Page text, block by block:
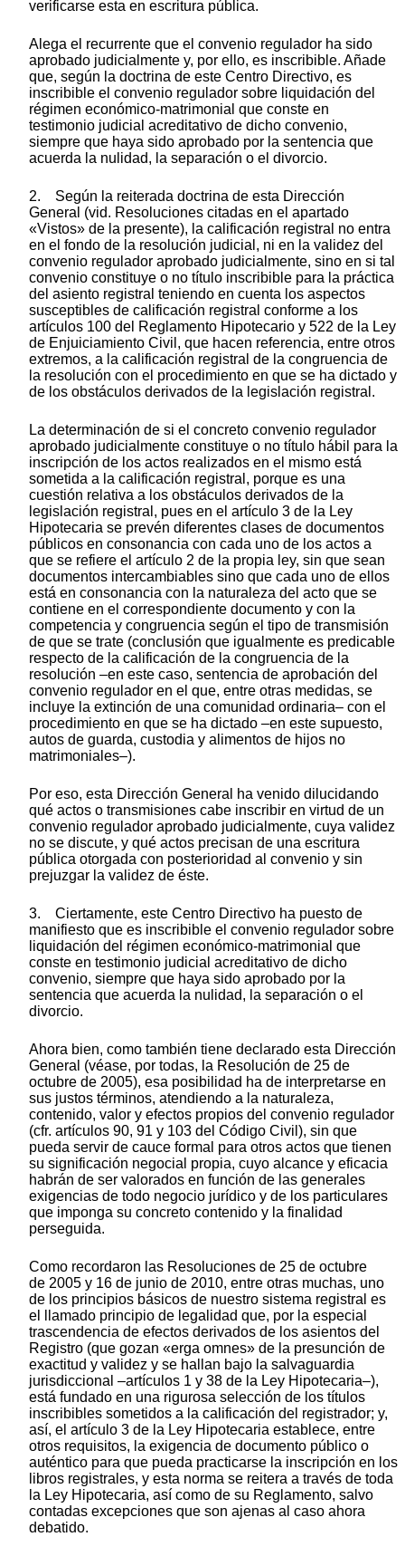
verificarse esta en escritura pública.
Alega el recurrente que el convenio regulador ha sido
aprobado judicialmente y, por ello, es inscribible. Añade
que, según la doctrina de este Centro Directivo, es
inscribible el convenio regulador sobre liquidación del
régimen económico-matrimonial que conste en
testimonio judicial acreditativo de dicho convenio,
siempre que haya sido aprobado por la sentencia que
acuerda la nulidad, la separación o el divorcio.
2. Según la reiterada doctrina de esta Dirección
General (vid. Resoluciones citadas en el apartado
«Vistos» de la presente), la calificación registral no entra
en el fondo de la resolución judicial, ni en la validez del
convenio regulador aprobado judicialmente, sino en si tal
convenio constituye o no título inscribible para la práctica
del asiento registral teniendo en cuenta los aspectos
susceptibles de calificación registral conforme a los
artículos 100 del Reglamento Hipotecario y 522 de la Ley
de Enjuiciamiento Civil, que hacen referencia, entre otros
extremos, a la calificación registral de la congruencia de
la resolución con el procedimiento en que se ha dictado y
de los obstáculos derivados de la legislación registral.
La determinación de si el concreto convenio regulador
aprobado judicialmente constituye o no título hábil para la
inscripción de los actos realizados en el mismo está
sometida a la calificación registral, porque es una
cuestión relativa a los obstáculos derivados de la
legislación registral, pues en el artículo 3 de la Ley
Hipotecaria se prevén diferentes clases de documentos
públicos en consonancia con cada uno de los actos a
que se refiere el artículo 2 de la propia ley, sin que sean
documentos intercambiables sino que cada uno de ellos
está en consonancia con la naturaleza del acto que se
contiene en el correspondiente documento y con la
competencia y congruencia según el tipo de transmisión
de que se trate (conclusión que igualmente es predicable
respecto de la calificación de la congruencia de la
resolución –en este caso, sentencia de aprobación del
convenio regulador en el que, entre otras medidas, se
incluye la extinción de una comunidad ordinaria– con el
procedimiento en que se ha dictado –en este supuesto,
autos de guarda, custodia y alimentos de hijos no
matrimoniales–).
Por eso, esta Dirección General ha venido dilucidando
qué actos o transmisiones cabe inscribir en virtud de un
convenio regulador aprobado judicialmente, cuya validez
no se discute, y qué actos precisan de una escritura
pública otorgada con posterioridad al convenio y sin
prejuzgar la validez de éste.
3. Ciertamente, este Centro Directivo ha puesto de
manifiesto que es inscribible el convenio regulador sobre
liquidación del régimen económico-matrimonial que
conste en testimonio judicial acreditativo de dicho
convenio, siempre que haya sido aprobado por la
sentencia que acuerda la nulidad, la separación o el
divorcio.
Ahora bien, como también tiene declarado esta Dirección
General (véase, por todas, la Resolución de 25 de
octubre de 2005), esa posibilidad ha de interpretarse en
sus justos términos, atendiendo a la naturaleza,
contenido, valor y efectos propios del convenio regulador
(cfr. artículos 90, 91 y 103 del Código Civil), sin que
pueda servir de cauce formal para otros actos que tienen
su significación negocial propia, cuyo alcance y eficacia
habrán de ser valorados en función de las generales
exigencias de todo negocio jurídico y de los particulares
que imponga su concreto contenido y la finalidad
perseguida.
Como recordaron las Resoluciones de 25 de octubre
de 2005 y 16 de junio de 2010, entre otras muchas, uno
de los principios básicos de nuestro sistema registral es
el llamado principio de legalidad que, por la especial
trascendencia de efectos derivados de los asientos del
Registro (que gozan «erga omnes» de la presunción de
exactitud y validez y se hallan bajo la salvaguardia
jurisdiccional –artículos 1 y 38 de la Ley Hipotecaria–),
está fundado en una rigurosa selección de los títulos
inscribibles sometidos a la calificación del registrador; y,
así, el artículo 3 de la Ley Hipotecaria establece, entre
otros requisitos, la exigencia de documento público o
auténtico para que pueda practicarse la inscripción en los
libros registrales, y esta norma se reitera a través de toda
la Ley Hipotecaria, así como de su Reglamento, salvo
contadas excepciones que son ajenas al caso ahora
debatido.